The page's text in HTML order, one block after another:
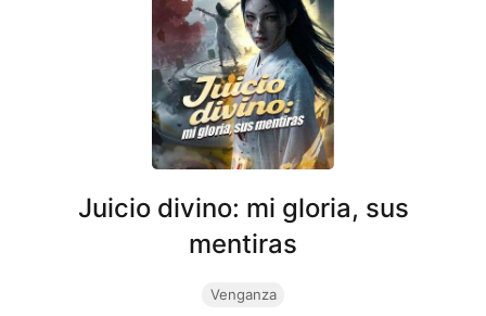
Juicio divino: mi gloria, sus
mentiras
Venganza